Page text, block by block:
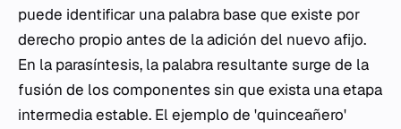
puede identificar una palabra base que existe por
derecho propio antes de la adición del nuevo afijo.
En la parasíntesis, la palabra resultante surge de la
fusión de los componentes sin que exista una etapa
intermedia estable. El ejemplo de 'quinceañero'